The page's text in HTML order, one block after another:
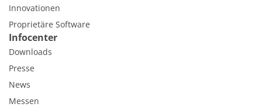
Innovationen
Proprietäre Software
Infocenter
Downloads
Presse
News
Messen